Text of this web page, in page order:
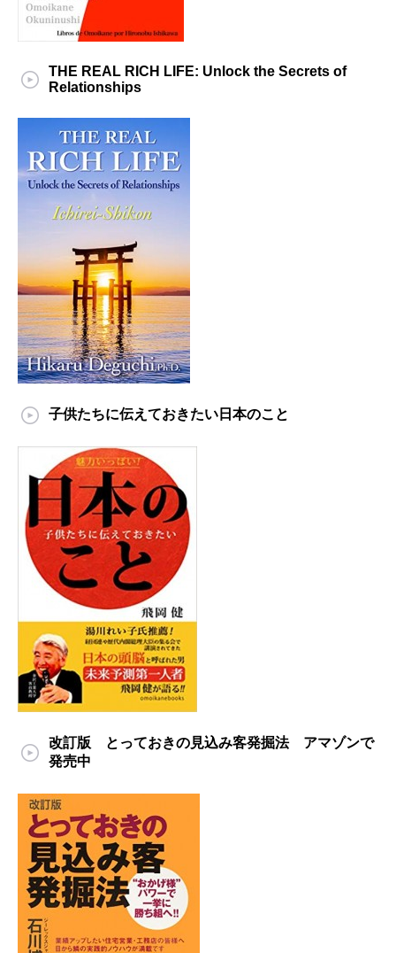
THE REAL RICH LIFE: Unlock the Secrets of
Relationships
子供たちに伝えておきたい日本のこと
改訂版 とっておきの見込み客発掘法 アマゾンで
発売中